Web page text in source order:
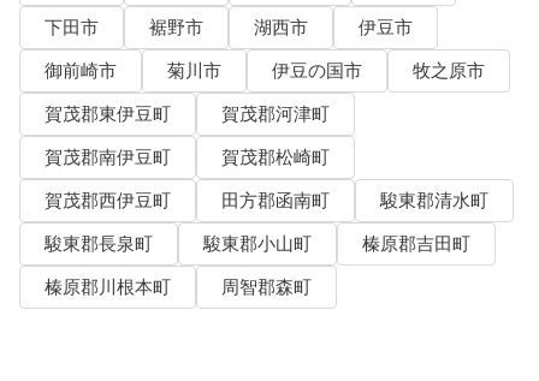
下田市
裾野市 湖西市
伊豆市
御前崎市
菊川市 伊豆の国市
牧之原市
賀茂郡東伊豆町
賀茂郡河津町
賀茂郡南伊豆町
賀茂郡松崎町
賀茂郡西伊豆町
田方郡函南町
駿東郡清水町
駿東郡長泉町
駿東郡小山町
榛原郡吉田町
榛原郡川根本町
周智郡森町